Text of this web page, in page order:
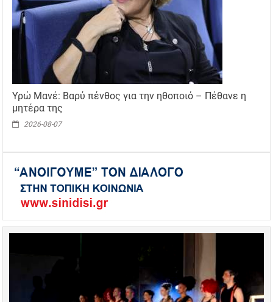
Υρώ Μανέ: Βαρύ πένθος για την ηθοποιό – Πέθανε η
μητέρα της
2026-08-07